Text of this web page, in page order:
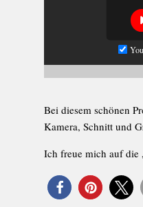
Bei diesem schönen
Kamera, Schnitt und
Ich freue mich auf die